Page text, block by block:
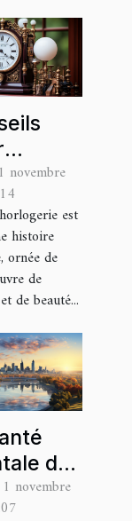
novembre
est
histoire
ornée de
de
de beauté...
des
à
stress
novembre